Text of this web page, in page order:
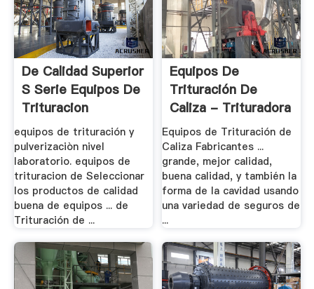
De Calidad Superior
S Serie Equipos De
Trituracion
equipos de trituración y
pulverizaciòn nivel
laboratorio. equipos de
trituracion de Seleccionar
los productos de calidad
buena de equipos ... de
Trituración de ...
Equipos De
Trituración De
Caliza - Trituradora
De .
Equipos de Trituración de
Caliza Fabricantes ...
grande, mejor calidad,
buena calidad, y también la
forma de la cavidad usando
una variedad de seguros de
...